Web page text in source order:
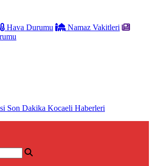
Hava Durumu
Namaz Vakitleri